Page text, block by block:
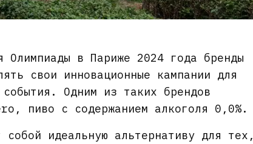
Олимпиады в Париже 2024 года бренды
свои инновационные кампании для
события. Одним из таких брендов
пиво с содержанием алкоголя 0,0%.
собой идеальную альтернативу для тех,